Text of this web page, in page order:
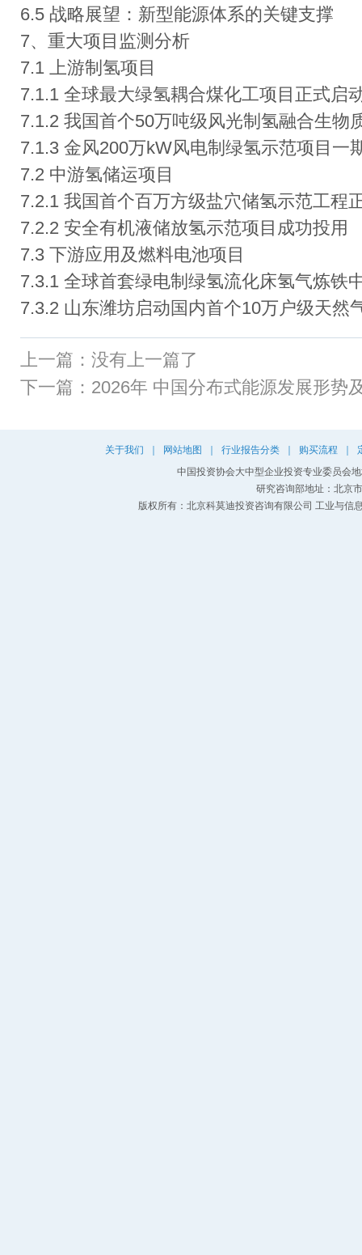
6.5 战略展望：新型能源体系的关键支撑
7、重大项目监测分析
7.1 上游制氢项目
7.1.1 全球最大绿氢耦合煤化工项目正式启
7.1.2 我国首个50万吨级风光制氢融合生物
7.1.3 金风200万kW风电制绿氢示范项目一
7.2 中游氢储运项目
7.2.1 我国首个百万方级盐穴储氢示范工程
7.2.2 安全有机液储放氢示范项目成功投用
7.3 下游应用及燃料电池项目
7.3.1 全球首套绿电制绿氢流化床氢气炼铁
7.3.2 山东潍坊启动国内首个10万户级天然
上一篇：没有上一篇了
下一篇： 2026年 中国分布式能源发展形势
关于我们 网站地图 行业报告分类 购买流程
中国投资协会大中型企业投资专业委员会
研究咨询部地址：北京
版权所有：北京科莫迪投资咨询有限公司 工业与